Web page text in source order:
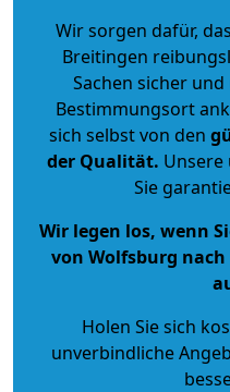
Wir sorgen dafür,
Breitingen
Sachen sicher
Bestimmungsort
sich selbst von den
der Qualität. Unsere
Sie
Wir legen los, wenn
von Wolfsburg
Holen Sie sich
unverbindliche